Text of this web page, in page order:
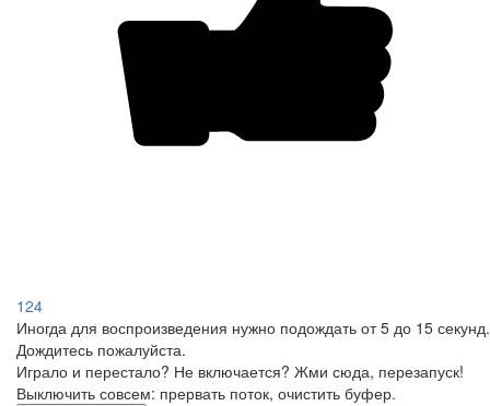
124
Иногда для воспроизведения нужно подождать от 5 до 15 секунд.
Дождитесь пожалуйста.
Играло и перестало? Не включается? Жми сюда, перезапуск!
Выключить совсем: прервать поток, очистить буфер.